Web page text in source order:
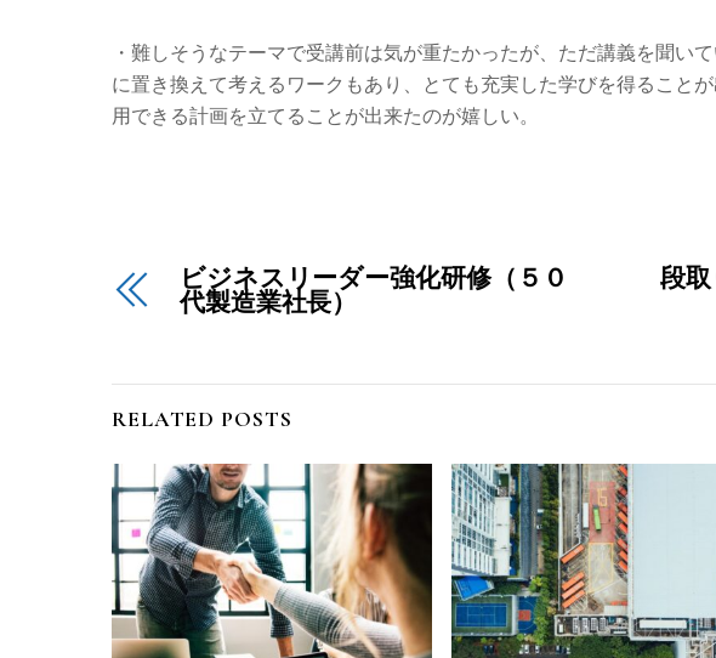
・難しそうなテーマで受講前は気が重たかったが、ただ講義を聞い
に置き換えて考えるワークもあり、とても充実した学びを得ること
用できる計画を立てることが出来たのが嬉しい。
ビジネスリーダー強化研修（５０
代製造業社長）
段
RELATED POSTS